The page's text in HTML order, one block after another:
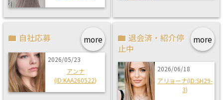
more
自社応募
2026/05/23
アンナ
(ID:KAA260522)
more
退会済・紹介停
止中
2026/06/18
アリョーナ(ID:SH29-
3)